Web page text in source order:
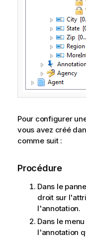
Pour configurer
vous avez créé
comme suit :
Procédure
Dans le
droit sur
l'annotation.
Dans le
l'annotation